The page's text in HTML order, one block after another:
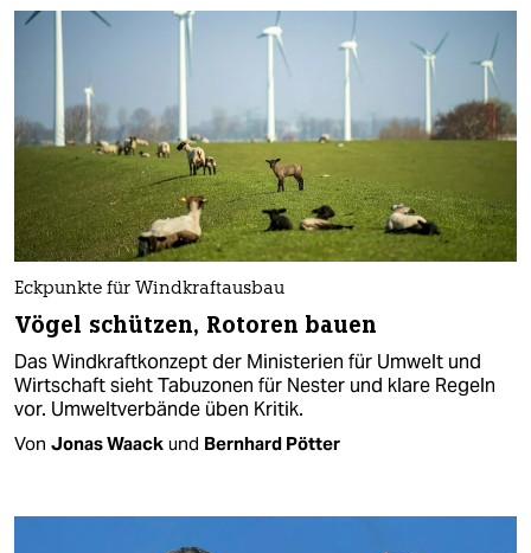
Eckpunkte für Windkraftausbau
Vögel schützen, Rotoren bauen
Das Windkraftkonzept der Ministerien für Umwelt und
Wirtschaft sieht Tabuzonen für Nester und klare Regeln
vor. Umweltverbände üben Kritik.
Von Jonas Waack und Bernhard Pötter